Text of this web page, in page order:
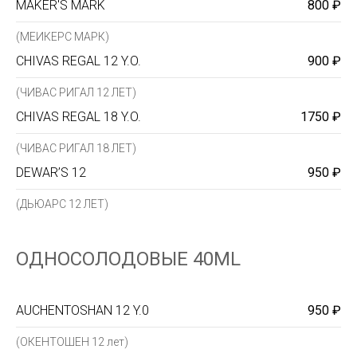
MAKER'S MARK 800 ₽
(МЕИКЕРС МАРК)
CHIVAS REGAL 12 Y.O. 900 ₽
(ЧИВАС РИГАЛ 12 ЛЕТ)
CHIVAS REGAL 18 Y.O. 1750 ₽
(ЧИВАС РИГАЛ 18 ЛЕТ)
DEWAR’S 12 950 ₽
(ДЬЮАРС 12 ЛЕТ)
ОДНОСОЛОДОВЫЕ 40ML
AUCHENTOSHAN 12 Y.0 950 ₽
(ОКЕНТОШЕН 12 лет)